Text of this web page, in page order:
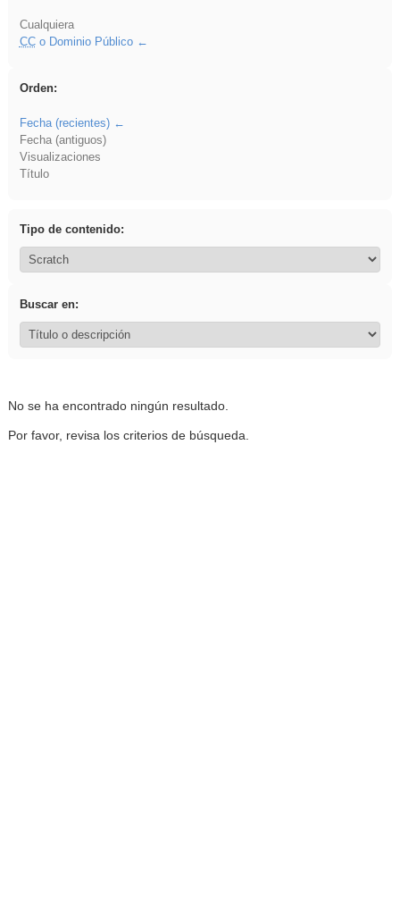
Cualquiera
CCo Dominio Público
Orden:
Fecha (recientes)
Fecha (antiguos)
Visualizaciones
Título
Tipo de contenido:
Buscar en:
No se ha encontrado ningún resultado.
Por favor, revisa los criterios de búsqueda.